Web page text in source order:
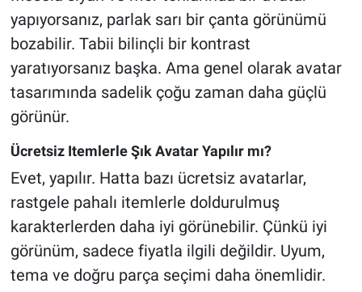
yapıyorsanız, parlak sarı bir çanta görünümü
bozabilir. Tabii bilinçli bir kontrast
yaratıyorsanız başka. Ama genel olarak avatar
tasarımında sadelik çoğu zaman daha güçlü
görünür.
Ücretsiz Itemlerle Şık Avatar Yapılır mı?
Evet, yapılır. Hatta bazı ücretsiz avatarlar,
rastgele pahalı itemlerle doldurulmuş
karakterlerden daha iyi görünebilir. Çünkü iyi
görünüm, sadece fiyatla ilgili değildir. Uyum,
tema ve doğru parça seçimi daha önemlidir.